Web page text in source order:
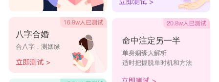
八字合婚
合八字，测姻缘
命中注定另一半
单身姻缘大解析
适时把握脱单时机和方法